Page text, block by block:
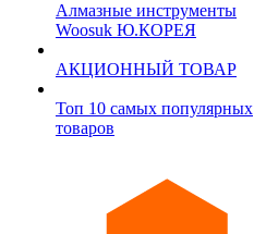
Алмазные инструменты
Woosuk Ю.КОРЕЯ
АКЦИОННЫЙ ТОВАР
Топ 10 самых популярных
товаров